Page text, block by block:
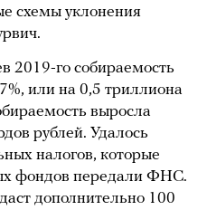
схемы уклонения
2019-го собираемость
или на 0,5 триллиона
выросла
рублей. Удалось
налогов, которые
фондов передали ФНС.
дополнительно 100